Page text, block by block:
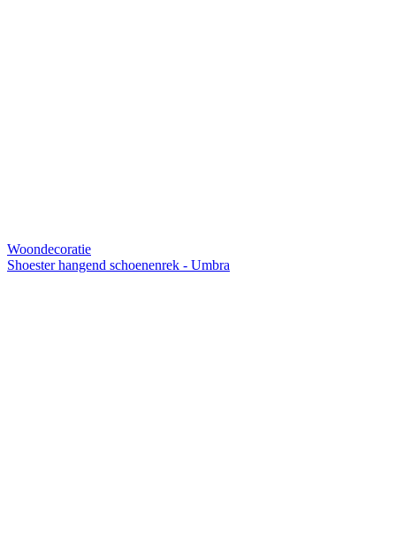
Woondecoratie
Shoester hangend schoenenrek - Umbra